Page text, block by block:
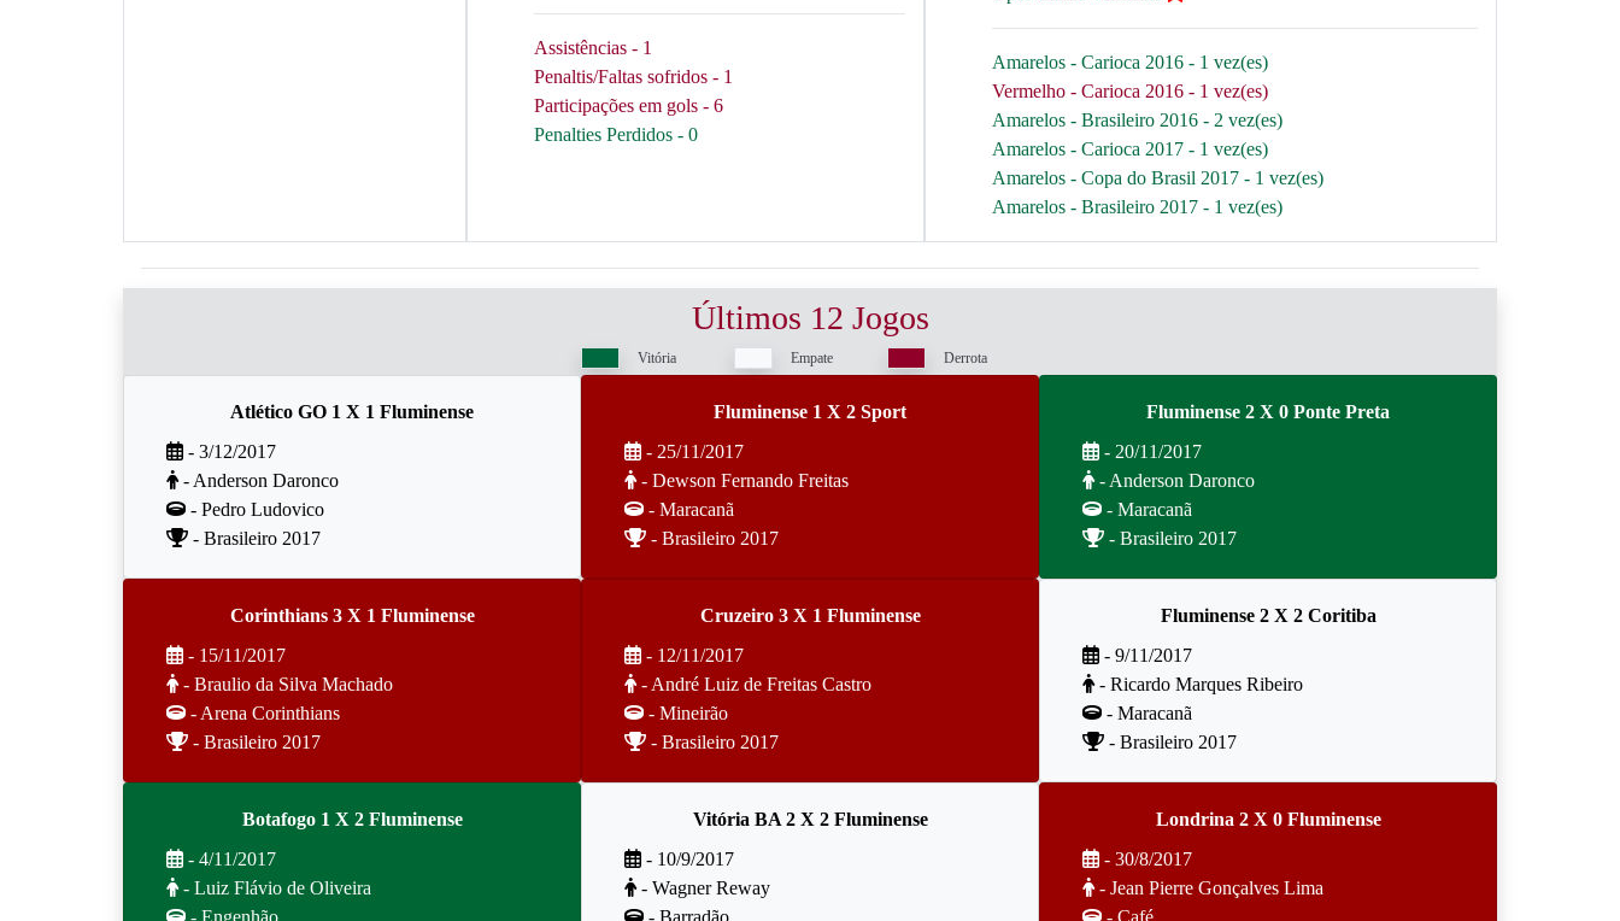
Assistências - 1
Penaltis/Faltas sofridos - 1
Participações em gols - 6
Penalties Perdidos - 0
Amarelos - Carioca 2016 - 1 vez(es)
Vermelho - Carioca 2016 - 1 vez(es)
Amarelos - Brasileiro 2016 - 2 vez(es)
Amarelos - Carioca 2017 - 1 vez(es)
Amarelos - Copa do Brasil 2017 - 1 vez(es)
Amarelos - Brasileiro 2017 - 1 vez(es)
Últimos 12 Jogos
Vitória Empate Derrota
Atlético GO 1 X 1 Fluminense
- 3/12/2017
- Anderson Daronco
- Pedro Ludovico
- Brasileiro 2017
Fluminense 1 X 2 Sport
- 25/11/2017
- Dewson Fernando Freitas
- Maracanã
- Brasileiro 2017
Fluminense 2 X 0 Ponte Preta
- 20/11/2017
- Anderson Daronco
- Maracanã
- Brasileiro 2017
Corinthians 3 X 1 Fluminense
- 15/11/2017
- Braulio da Silva Machado
- Arena Corinthians
- Brasileiro 2017
Cruzeiro 3 X 1 Fluminense
- 12/11/2017
- André Luiz de Freitas Castro
- Mineirão
- Brasileiro 2017
Fluminense 2 X 2 Coritiba
- 9/11/2017
- Ricardo Marques Ribeiro
- Maracanã
- Brasileiro 2017
Botafogo 1 X 2 Fluminense
- 4/11/2017
- Luiz Flávio de Oliveira
- Engenhão
Vitória BA 2 X 2 Fluminense
- 10/9/2017
- Wagner Reway
- Barradão
Londrina 2 X 0 Fluminense
- 30/8/2017
- Jean Pierre Gonçalves Lima
- Café